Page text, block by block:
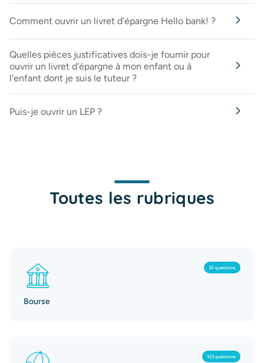
Comment ouvrir un livret d'épargne Hello bank! ?
Quelles pièces justificatives dois-je fournir pour
ouvrir un livret d'épargne à mon enfant ou à
l'enfant dont je suis le tuteur ?
Puis-je ouvrir un LEP ?
Toutes les rubriques
32 questions
Bourse
103 questions